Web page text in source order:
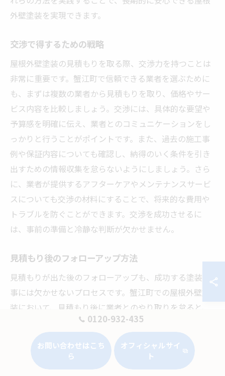
外壁塗装を実現できます。
交渉で得するための戦略
屋根外壁塗装の見積もりを取る際、交渉力を持つことは
非常に重要です。蟹江町で信頼できる業者を選ぶために
も、まずは複数の業者から見積もりを取り、価格やサー
ビス内容を比較しましょう。交渉には、具体的な要望や
予算感を明確に伝え、業者とのコミュニケーションをし
っかりと行うことがポイントです。また、過去の施工事
例や保証内容についても確認し、納得のいく条件を引き
出すための情報収集を怠らないようにしましょう。さら
に、業者が提供するアフターケアやメンテナンスサービ
スについても交渉の材料にすることで、将来的な費用や
トラブルを防ぐことができます。交渉を成功させるに
は、事前の準備と冷静な判断が欠かせません。
見積もり後のフォローアップ方法
見積もりが出た後のフォローアップも、成功する塗装工
事には欠かせないプロセスです。蟹江町での屋根外壁塗
装において、見積もり後に業者とのやり取りを怠ると、
後々のトラブルの原因となりかねません。まず、提示さ
れた見積もり内容に不明点があればすぐに質問し、明確
な回答を得ることが重要です。契約内容を細かく確認
し、不安要素を取り除くための話し合いをしっかりと行
0120-932-435
お問い合わせはこち
ら
オフィシャルサイ
ト